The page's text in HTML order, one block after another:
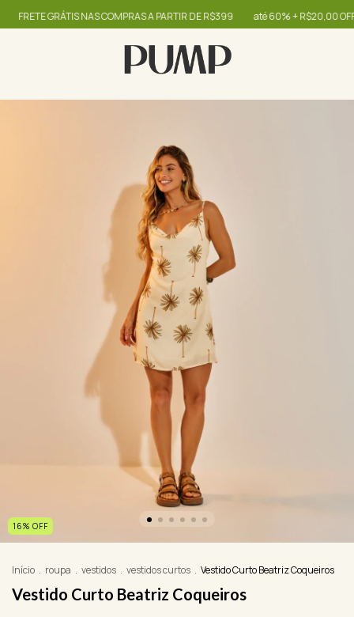
GRÁTIS NAS COMPRAS A PARTIR DE R$399 até 60% + R$20,00 OFF -
16% OFF
Início . roupa . vestidos . vestidos curtos . Vestido Curto Beatriz Coqueiros
Vestido Curto Beatriz Coqueiros